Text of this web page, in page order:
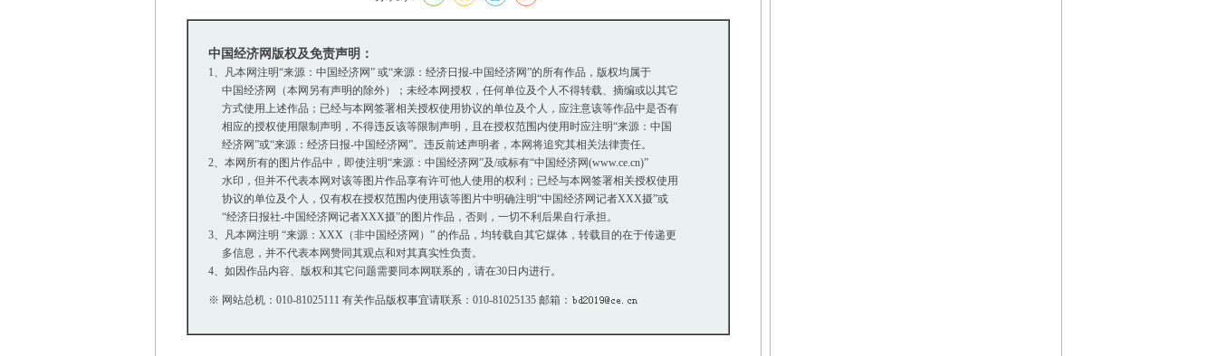
中国经济网版权及免责声明：
1、凡本网注明“来源：中国经济网” 或“来源：经济日报-中国经济网”的所有作品，版权均属于
中国经济网（本网另有声明的除外）；未经本网授权，任何单位及个人不得转载、摘编或以其它
方式使用上述作品；已经与本网签署相关授权使用协议的单位及个人，应注意该等作品中是否有
相应的授权使用限制声明，不得违反该等限制声明，且在授权范围内使用时应注明“来源：中国
经济网”或“来源：经济日报-中国经济网”。违反前述声明者，本网将追究其相关法律责任。
2、本网所有的图片作品中，即使注明“来源：中国经济网”及/或标有“中国经济网(www.ce.cn)”
水印，但并不代表本网对该等图片作品享有许可他人使用的权利；已经与本网签署相关授权使用
协议的单位及个人，仅有权在授权范围内使用该等图片中明确注明“中国经济网记者XXX摄”或
“经济日报社-中国经济网记者XXX摄”的图片作品，否则，一切不利后果自行承担。
3、凡本网注明 “来源：XXX（非中国经济网）” 的作品，均转载自其它媒体，转载目的在于传递更
多信息，并不代表本网赞同其观点和对其真实性负责。
4、如因作品内容、版权和其它问题需要同本网联系的，请在30日内进行。
※ 网站总机：010-81025111 有关作品版权事宜请联系：010-81025135 邮箱：